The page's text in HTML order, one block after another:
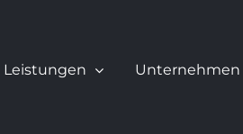
Leistungen Unternehmen